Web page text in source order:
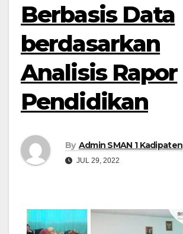
Berbasis Data
berdasarkan
Analisis Rapor
Pendidikan
By Admin SMAN 1 Kadipaten
JUL 29, 2022